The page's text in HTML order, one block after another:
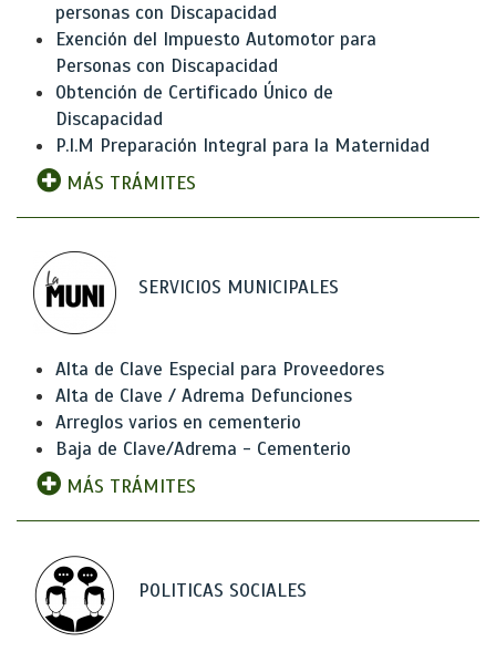
personas con Discapacidad
Exención del Impuesto Automotor para
Personas con Discapacidad
Obtención de Certificado Único de
Discapacidad
P.I.M Preparación Integral para la Maternidad
MÁS TRÁMITES
SERVICIOS MUNICIPALES
Alta de Clave Especial para Proveedores
Alta de Clave / Adrema Defunciones
Arreglos varios en cementerio
Baja de Clave/Adrema - Cementerio
MÁS TRÁMITES
POLITICAS SOCIALES